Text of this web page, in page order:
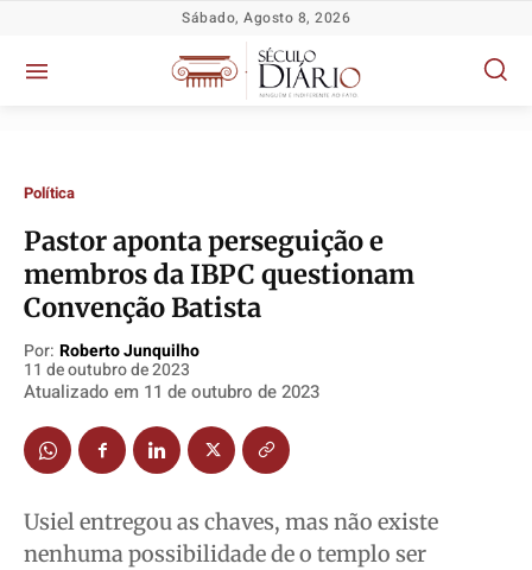
Socioeconômicas
TV Século
Justiça
Educação
Segurança
Meio Ambiente
Socioeconômicas
TV Século
Justiça
Educação
Segurança
Meio Ambiente
Socioeconômicas
TV Século
Justiça
Educação
Segurança
Meio Ambiente
Socioeconômicas
TV Século
Justiça
Educação
Segurança
Meio Ambiente
Sábado, Agosto 8, 2026
Política
Pastor aponta perseguição e
membros da IBPC questionam
Convenção Batista
Por: Roberto Junquilho
11 de outubro de 2023
Atualizado em 11 de outubro de 2023
Usiel entregou as chaves, mas não existe
nenhuma possibilidade de o templo ser